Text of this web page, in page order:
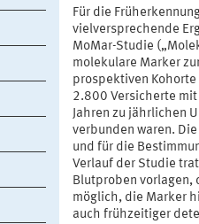
Für die
vielversprechende
MoMar-Studie
molekulare Marker
prospektiven
2.800 Versicherte mit
Jahren zu jährlichen
verbunden waren.
und für die
Verlauf der Studie
Blutproben vorlagen,
möglich, die Marker
auch frühzeitiger